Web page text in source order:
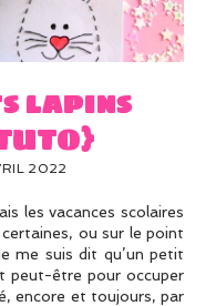
lapins
2022
les vacances scolaires
ou sur le point
me suis dit qu’un petit
peut-être pour occuper
encore et toujours, par